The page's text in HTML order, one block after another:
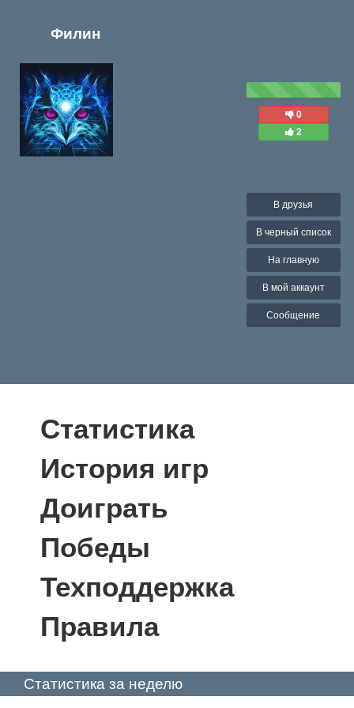
Филин
0
2
В друзья
В черный список
На главную
В мой аккаунт
Сообщение
Статистика
История игр
Доиграть
Победы
Техподдержка
Правила
Статистика за неделю